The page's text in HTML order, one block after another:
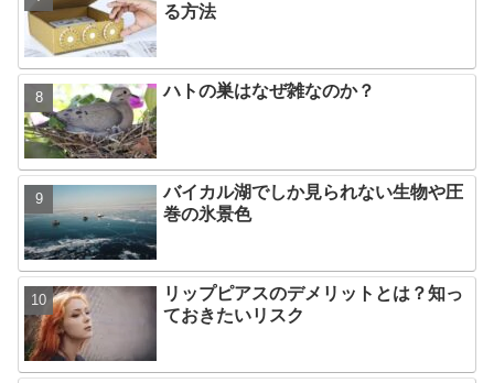
る方法
ハトの巣はなぜ雑なのか？
バイカル湖でしか見られない生物や圧
巻の氷景色
リップピアスのデメリットとは？知っ
ておきたいリスク